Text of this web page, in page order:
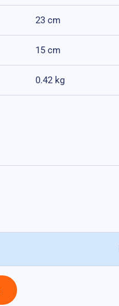
23 cm
15 cm
0.42 kg